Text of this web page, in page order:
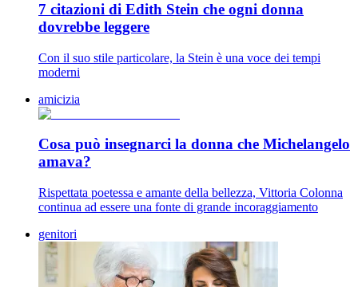
7 citazioni di Edith Stein che ogni donna
dovrebbe leggere
Con il suo stile particolare, la Stein è una voce dei tempi
moderni
amicizia
Cosa può insegnarci la donna che Michelangelo
amava?
Rispettata poetessa e amante della bellezza, Vittoria Colonna
continua ad essere una fonte di grande incoraggiamento
genitori